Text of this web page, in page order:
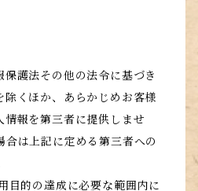
護法その他の法令に基づき
除くほか、あらかじめお客様
情報を第三者に提供しませ
は上記に定める第三者への
目的の達成に必要な範囲内に